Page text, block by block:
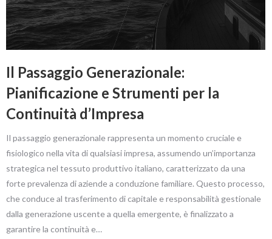
Il Passaggio Generazionale:
Pianificazione e Strumenti per la
Continuità d’Impresa
Il passaggio generazionale rappresenta un momento cruciale e
fisiologico nella vita di qualsiasi impresa, assumendo un’importanza
strategica nel tessuto produttivo italiano, caratterizzato da una
forte prevalenza di aziende a conduzione familiare. Questo processo,
che conduce al trasferimento di capitale e responsabilità gestionale
dalla generazione uscente a quella emergente, è finalizzato a
garantire la continuità e…